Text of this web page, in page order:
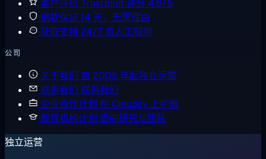
客户评价 Trustpilot 评分 4.6/5
退款保证 14 天，无需理由
获取支持 24/7 真人工程师
公司
关于我们 自 2008 年起独立运营
联系我们 联系我们
企业合作计划 在 Cloudzy 上扩展
教育机构计划 面向研究与团队
独立运营